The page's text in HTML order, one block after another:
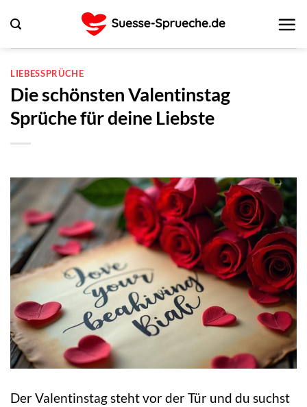
Inhalt
springen
LIEBESSPRÜCHE
Die schönsten Valentinstag
Sprüche für deine Liebste
Der Valentinstag steht vor der Tür und du suchst